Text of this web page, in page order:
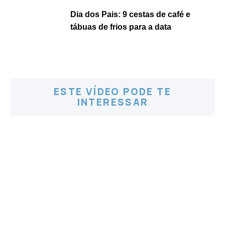
Dia dos Pais: 9 cestas de café e
tábuas de frios para a data
ESTE VÍDEO PODE TE
INTERESSAR